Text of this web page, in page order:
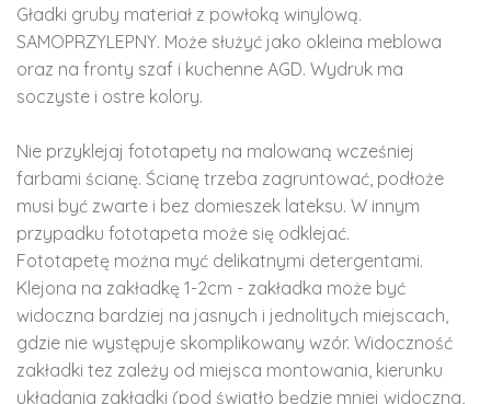
Gładki gruby materiał z powłoką winylową.
SAMOPRZYLEPNY. Może służyć jako okleina meblowa
oraz na fronty szaf i kuchenne AGD. Wydruk ma
soczyste i ostre kolory.
Nie przyklejaj fototapety na malowaną wcześniej
farbami ścianę. Ścianę trzeba zagruntować, podłoże
musi być zwarte i bez domieszek lateksu. W innym
przypadku fototapeta może się odklejać.
Fototapetę można myć delikatnymi detergentami.
Klejona na zakładkę 1-2cm - zakładka może być
widoczna bardziej na jasnych i jednolitych miejscach,
gdzie nie występuje skomplikowany wzór. Widoczność
zakładki tez zależy od miejsca montowania, kierunku
układania zakładki (pod światło będzie mniej widoczna,